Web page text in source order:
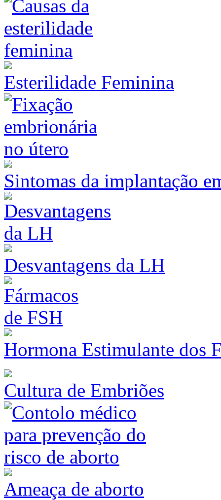
Esterilidade Feminina
Sintomas da implantação
Desvantagens da LH
Hormona Estimulante dos
Cultura de Embriões
Ameaça de aborto